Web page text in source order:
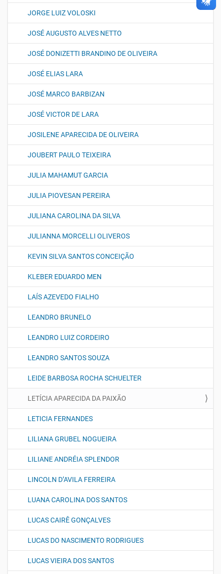
JORGE LUIZ VOLOSKI
JOSÉ AUGUSTO ALVES NETTO
JOSÉ DONIZETTI BRANDINO DE OLIVEIRA
JOSÉ ELIAS LARA
JOSÉ MARCO BARBIZAN
JOSÉ VICTOR DE LARA
JOSILENE APARECIDA DE OLIVEIRA
JOUBERT PAULO TEIXEIRA
JULIA MAHAMUT GARCIA
JULIA PIOVESAN PEREIRA
JULIANA CAROLINA DA SILVA
JULIANNA MORCELLI OLIVEROS
KEVIN SILVA SANTOS CONCEIÇÃO
KLEBER EDUARDO MEN
LAÍS AZEVEDO FIALHO
LEANDRO BRUNELO
LEANDRO LUIZ CORDEIRO
LEANDRO SANTOS SOUZA
LEIDE BARBOSA ROCHA SCHUELTER
LETÍCIA APARECIDA DA PAIXÃO
LETICIA FERNANDES
LILIANA GRUBEL NOGUEIRA
LILIANE ANDRÉIA SPLENDOR
LINCOLN D’AVILA FERREIRA
LUANA CAROLINA DOS SANTOS
LUCAS CAIRÊ GONÇALVES
LUCAS DO NASCIMENTO RODRIGUES
LUCAS VIEIRA DOS SANTOS